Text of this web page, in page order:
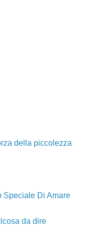
della piccolezza
Speciale Di Amare
da dire